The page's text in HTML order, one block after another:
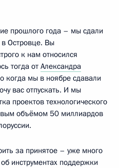
прошлого года – мы сдали
в Островце. Вы
к нам относился
тогда от Александра
когда мы в ноябре сдавали
вас отпускать. И мы
проектов технологического
объёмом 50 миллиардов
за принятое – уже много
инструментах поддержки